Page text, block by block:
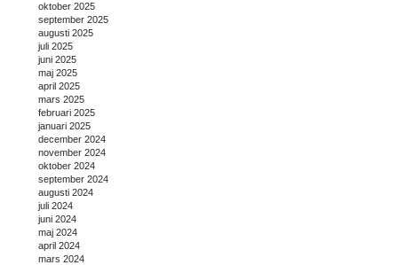
oktober 2025
september 2025
augusti 2025
juli 2025
juni 2025
maj 2025
april 2025
mars 2025
februari 2025
januari 2025
december 2024
november 2024
oktober 2024
september 2024
augusti 2024
juli 2024
juni 2024
maj 2024
april 2024
mars 2024